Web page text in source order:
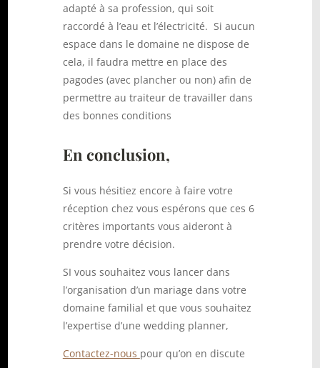
adapté à sa profession, qui soit
raccordé à l’eau et l’électricité. Si aucun
espace dans le domaine ne dispose de
cela, il faudra mettre en place des
pagodes (avec plancher ou non) afin de
permettre au traiteur de travailler dans
des bonnes conditions
En conclusion,
Si vous hésitiez encore à faire votre
réception chez vous espérons que ces 6
critères importants vous aideront à
prendre votre décision.
SI vous souhaitez vous lancer dans
l’organisation d’un mariage dans votre
domaine familial et que vous souhaitez
l’expertise d’une wedding planner,
Contactez-nous pour qu’on en discute